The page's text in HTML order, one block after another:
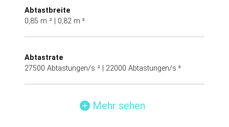
Abtastbreite
0,85 m ² | 0,82 m ³
Abtastrate
27500 Abtastungen/s ² | 22000 Abtastungen/s ³
Mehr sehen